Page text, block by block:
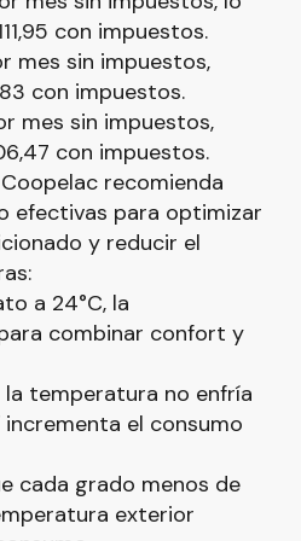
con impuestos.
mes sin impuestos,
con impuestos.
mes sin impuestos,
con impuestos.
recomienda
efectivas para optimizar
y reducir el
a 24°C, la
combinar confort y
la temperatura no enfría
el consumo
cada grado menos de
exterior